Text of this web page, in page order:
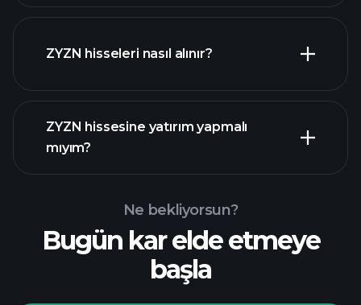
mali
raporlar
ZYZN hisseleri nasıl alınır?
Playtrade
ZYZN hissesine yatırım yapmalı
mıyım?
Ne bekliyorsun?
Bugün kar elde etmeye
başla